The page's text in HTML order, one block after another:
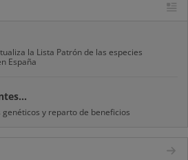
la Lista Patrón de las especies
España
y reparto de beneficios